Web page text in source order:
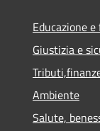
Educazione
Giustizia e
Ambiente
Salute,